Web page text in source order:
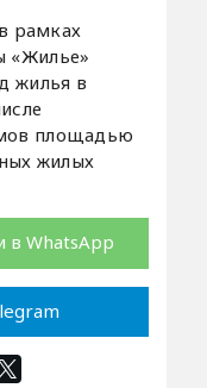
рамках
«Жилье»
жилья в
площадью
жилых
в WhatsApp